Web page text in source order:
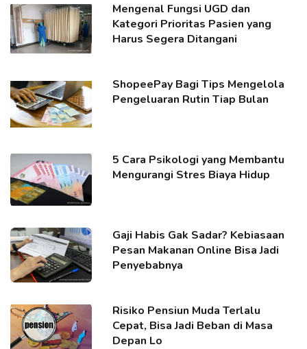
Mengenal Fungsi UGD dan
Kategori Prioritas Pasien yang
Harus Segera Ditangani
ShopeePay Bagi Tips Mengelola
Pengeluaran Rutin Tiap Bulan
5 Cara Psikologi yang Membantu
Mengurangi Stres Biaya Hidup
Gaji Habis Gak Sadar? Kebiasaan
Pesan Makanan Online Bisa Jadi
Penyebabnya
Risiko Pensiun Muda Terlalu
Cepat, Bisa Jadi Beban di Masa
Depan Lo